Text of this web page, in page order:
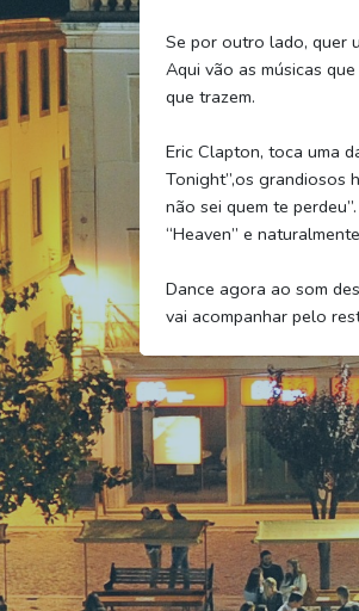
Se por outro lado, quer
Aqui vão as músicas
que trazem.
Eric Clapton, toca uma
Tonight”,os grandiosos
não sei quem te
“Heaven” e
Dance agora ao som
vai acompanhar pelo